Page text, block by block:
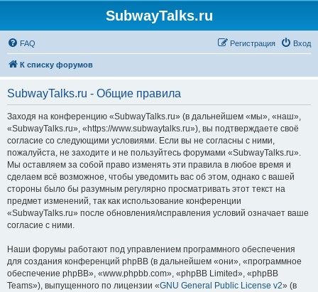
SubwayTalks.ru
FAQ Вход
Регистрация
К списку форумов
SubwayTalks.ru - Общие правила
Заходя на конференцию «SubwayTalks.ru» (в дальнейшем «мы», «наш»,
«SubwayTalks.ru», «https://www.subwaytalks.ru»), вы подтверждаете своё
согласие со следующими условиями. Если вы не согласны с ними,
пожалуйста, не заходите и не пользуйтесь форумами «SubwayTalks.ru».
Мы оставляем за собой право изменять эти правила в любое время и
сделаем всё возможное, чтобы уведомить вас об этом, однако с вашей
стороны было бы разумным регулярно просматривать этот текст на
предмет изменений, так как использование конференции
«SubwayTalks.ru» после обновления/исправления условий означает ваше
согласие с ними.
Наши форумы работают под управлением программного обеспечения
для создания конференций phpBB (в дальнейшем «они», «программное
обеспечение phpBB», «www.phpbb.com», «phpBB Limited», «phpBB
Teams»), выпущенного по лицензии «GNU General Public License v2» (в